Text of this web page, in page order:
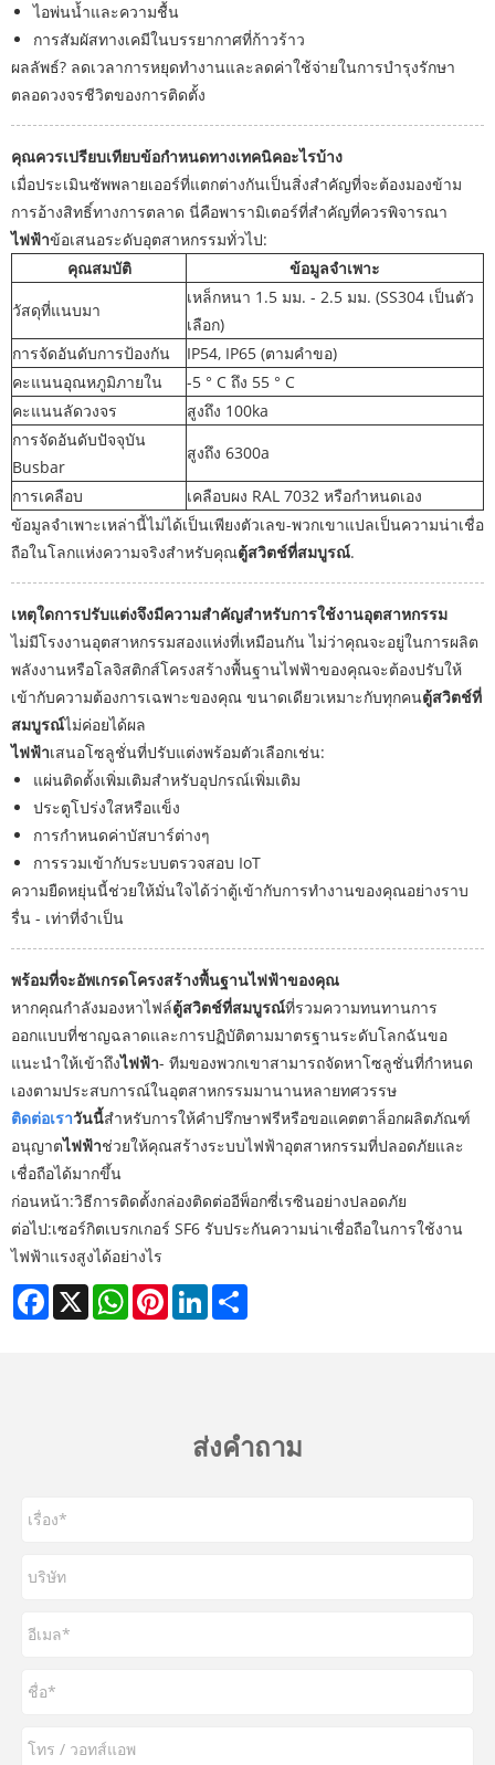
ไอพ่นน้ำและความชื้น
การสัมผัสทางเคมีในบรรยากาศที่ก้าวร้าว
ผลลัพธ์? ลดเวลาการหยุดทำงานและลดค่าใช้จ่ายในการบำรุงรักษา
ตลอดวงจรชีวิตของการติดตั้ง
คุณควรเปรียบเทียบข้อกำหนดทางเทคนิคอะไรบ้าง
เมื่อประเมินซัพพลายเออร์ที่แตกต่างกันเป็นสิ่งสำคัญที่จะต้องมองข้าม
การอ้างสิทธิ์ทางการตลาด นี่คือพารามิเตอร์ที่สำคัญที่ควรพิจารณา
ไฟฟ้าข้อเสนอระดับอุตสาหกรรมทั่วไป:
คุณสมบัติ
ข้อมูลจำเพาะ
วัสดุที่แนบมา
เหล็กหนา 1.5 มม. - 2.5 มม. (SS304 เป็นตัว
เลือก)
การจัดอันดับการป้องกัน
IP54, IP65 (ตามคำขอ)
คะแนนอุณหภูมิภายใน
-5 ° C ถึง 55 ° C
คะแนนลัดวงจร
สูงถึง 100ka
การจัดอันดับปัจจุบัน
Busbar
สูงถึง 6300a
การเคลือบ
เคลือบผง RAL 7032 หรือกำหนดเอง
ข้อมูลจำเพาะเหล่านี้ไม่ได้เป็นเพียงตัวเลข-พวกเขาแปลเป็นความน่าเชื่อ
ถือในโลกแห่งความจริงสำหรับคุณตู้สวิตช์ที่สมบูรณ์.
เหตุใดการปรับแต่งจึงมีความสำคัญสำหรับการใช้งานอุตสาหกรรม
ไม่มีโรงงานอุตสาหกรรมสองแห่งที่เหมือนกัน ไม่ว่าคุณจะอยู่ในการผลิต
พลังงานหรือโลจิสติกส์โครงสร้างพื้นฐานไฟฟ้าของคุณจะต้องปรับให้
เข้ากับความต้องการเฉพาะของคุณ ขนาดเดียวเหมาะกับทุกคนตู้สวิตช์ที่
สมบูรณ์ไม่ค่อยได้ผล
ไฟฟ้าเสนอโซลูชั่นที่ปรับแต่งพร้อมตัวเลือกเช่น:
แผ่นติดตั้งเพิ่มเติมสำหรับอุปกรณ์เพิ่มเติม
ประตูโปร่งใสหรือแข็ง
การกำหนดค่าบัสบาร์ต่างๆ
การรวมเข้ากับระบบตรวจสอบ IoT
ความยืดหยุ่นนี้ช่วยให้มั่นใจได้ว่าตู้เข้ากับการทำงานของคุณอย่างราบ
รื่น - เท่าที่จำเป็น
พร้อมที่จะอัพเกรดโครงสร้างพื้นฐานไฟฟ้าของคุณ
หากคุณกำลังมองหาไฟล์ตู้สวิตช์ที่สมบูรณ์ที่รวมความทนทานการ
ออกแบบที่ชาญฉลาดและการปฏิบัติตามมาตรฐานระดับโลกฉันขอ
แนะนำให้เข้าถึงไฟฟ้า- ทีมของพวกเขาสามารถจัดหาโซลูชั่นที่กำหนด
เองตามประสบการณ์ในอุตสาหกรรมมานานหลายทศวรรษ
ติดต่อเราวันนี้สำหรับการให้คำปรึกษาฟรีหรือขอแคตตาล็อกผลิตภัณฑ์
อนุญาตไฟฟ้าช่วยให้คุณสร้างระบบไฟฟ้าอุตสาหกรรมที่ปลอดภัยและ
เชื่อถือได้มากขึ้น
ก่อนหน้า:วิธีการติดตั้งกล่องติดต่ออีพ็อกซี่เรซินอย่างปลอดภัย
ต่อไป:เซอร์กิตเบรกเกอร์ SF6 รับประกันความน่าเชื่อถือในการใช้งาน
ไฟฟ้าแรงสูงได้อย่างไร
Facebook
X WhatsAppPinterestLinkedIn
ส่งคำถาม